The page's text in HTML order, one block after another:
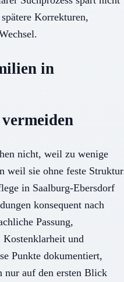
Korrekturen,
in
nicht, weil zu wenige
weil sie ohne feste Struktur
in Saalburg-Ebersdorf
konsequent nach
Passung,
und
Punkte dokumentiert,
nur auf den ersten Blick